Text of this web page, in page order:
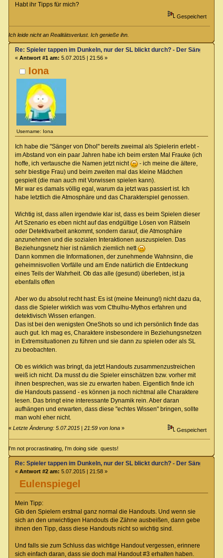
Habt ihr Tipps für mich?
Gespeichert
Ich leide nicht an Realitätsverlust. Ich genieße ihn.
Iona
Username: Iona
Re: Spieler tappen im Dunkeln, nur der SL blickt durch? - Der Sänger von
« Antwort #1 am: 5.07.2015 | 21:56 »
Ich habe die "Sänger von Dhol" bereits zweimal als Spielerin erlebt -
im Abstand von ein paar Jahren habe ich beim ersten Mal Frauke (ich
hoffe, ich vertausche die Namen jetzt nicht
- ich meine die ältere,
sehr biestige Frau) und beim zweiten mal das kleine Mädchen
gespielt (die man auch mit Vorwissen spielen kann).
Mir war es damals völlig egal, warum da jetzt was passiert ist. Ich
habe letztlich die Atmosphäre und das Charakterspiel genossen.
Wichtig ist, dass allen irgendwie klar ist, dass es beim Spielen dieser
Art Szenario es eben nicht auf das endgültige Lösen von Rätseln
oder Detektivarbeit ankommt, sondern darauf, die Atmosphäre
anzunehmen und die sozialen Interaktionen auszuspielen. Das
Beziehungsnetz hier ist nämlich ziemlich nett
Dann kommen die Informationen, der zunehmende Wahnsinn, die
geheimnisvollen Vorfälle und am Ende natürlich die Entdeckung
eines Teils der Wahrheit. Ob das alle (gesund) überleben, ist ja
ebenfalls offen
Aber wo du absolut recht hast: Es ist (meine Meinung!) nicht dazu da,
dass die Spieler wirklich was vom Cthulhu-Mythos erfahren und
detektivisch Wissen erlangen.
Das ist bei den wenigsten OneShots so und ich persönlich finde das
auch gut. Ich mag es, Charaktere insbesondere in Beziehungsnetzen
in Extremsituationen zu führen und sie dann zu spielen oder als SL
zu beobachten.
Ob es wirklich was bringt, da jetzt Handouts zusammenzustreichen
weiß ich nicht. Da musst du die Spieler einschätzen bzw. vorher mit
ihnen besprechen, was sie zu erwarten haben. Eigentlich finde ich
die Handouts passend - es können ja noch nichtmal alle Charaktere
lesen. Das bringt eine interessante Dynamik rein. Aber daran
aufhängen und erwarten, dass diese "echtes Wissen" bringen, sollte
man wohl eher nicht.
«Letzte Änderung: 5.07.2015 | 21:59 von Iona » Gespeichert
I'm not procrastinating, I'm doing side quests!
Eulenspiegel
Re: Spieler tappen im Dunkeln, nur der SL blickt durch? - Der Sänger von
« Antwort #2 am: 5.07.2015 | 21:58 »
Mein Tipp:
Gib den Spielern erstmal ganz normal die Handouts. Und wenn sie
sich an den unwichtigen Handouts die Zähne ausbeißen, dann gebe
ihnen den Tipp, dass diese Handouts nicht so wichtig sind.
Und falls sie zum Schluss das wichtige Handout vergessen, erinnere
sich einfach daran, dass sie doch mal Handout #3 erhalten haben.